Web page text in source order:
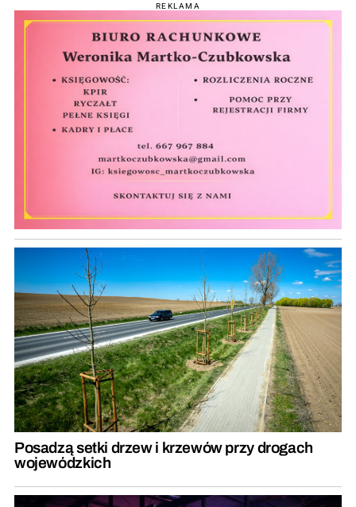
REKLAMA
Posadzą setki drzew i krzewów przy drogach
wojewódzkich